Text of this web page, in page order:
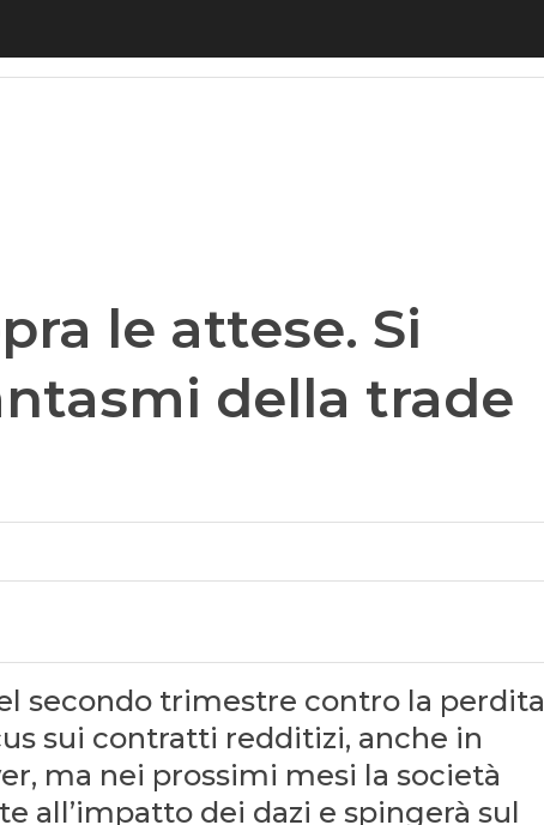
le attese. Si
della trade
secondo trimestre contro la perdita
sui contratti redditizi, anche in
ma nei prossimi mesi la società
all’impatto dei dazi e spingerà sul